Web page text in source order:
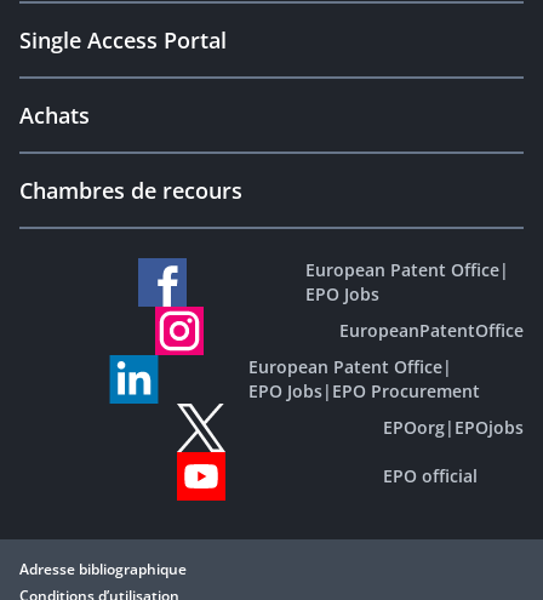
Single Access Portal
Achats
Chambres de recours
European Patent Office|
EPO Jobs
EuropeanPatentOffice
European Patent Office|
EPO Jobs| EPO Procurement
EPOorg| EPOjobs
EPO official
Adresse bibliographique
Conditions d’utilisation